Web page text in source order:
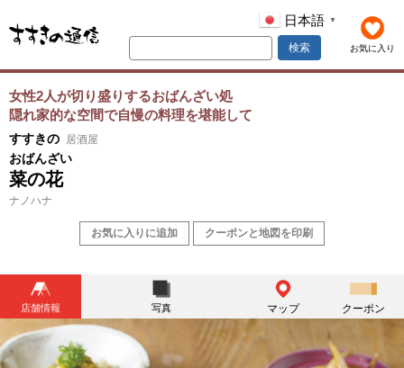
お気に入り
日本語 ▼
検索
女性2人が切り盛りするおばんざい処
隠れ家的な空間で自慢の料理を堪能して
すすきの 居酒屋
おばんざい
菜の花
ナノハナ
お気に入りに追加 クーポンと地図を印刷
店舗情報 写真 マップ クーポン